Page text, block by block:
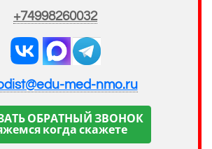
+74998260032
med-nmo.ru
ОБРАТНЫЙ ЗВОНОК
когда скажете